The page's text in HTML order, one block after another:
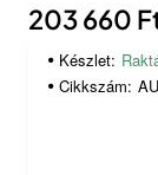
203 660
Készlet:
Cikkszám: